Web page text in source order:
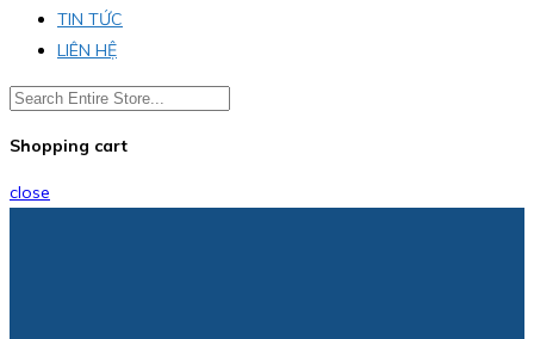
TIN TỨC
LIÊN HỆ
Shopping cart
close